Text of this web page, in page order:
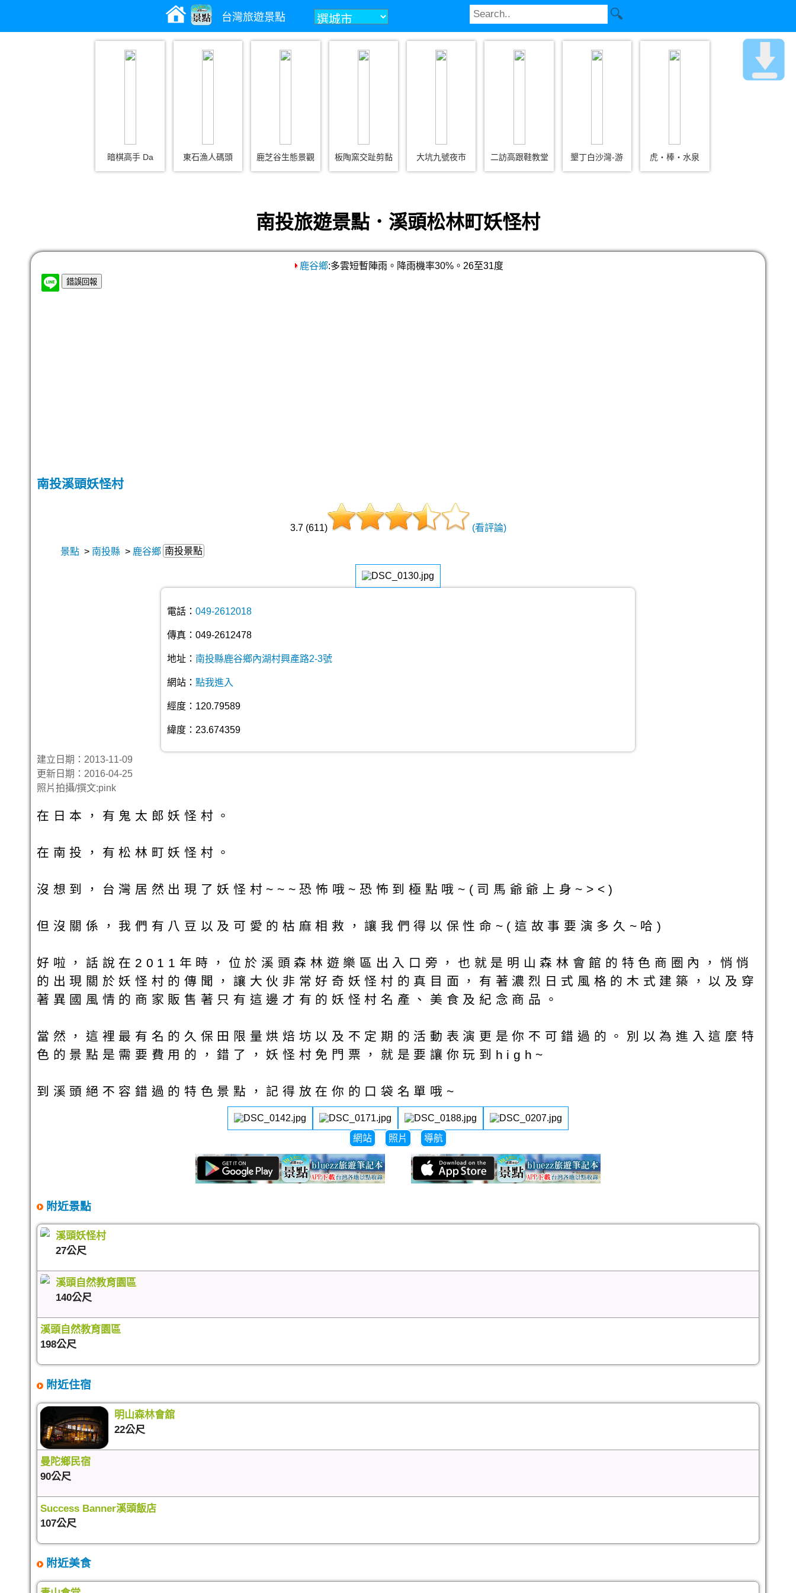
台灣旅遊景點
暗棋高手 Da 東石漁人碼頭 鹿芝谷生態景觀 板陶窯交趾剪黏 大坑九號夜市 二訪高跟鞋教堂 墾丁白沙灣-游 虎‧棒‧水泉
南投旅遊景點．溪頭松林町妖怪村
鹿谷鄉:多雲短暫陣雨。降雨機率30%。26至31度
南投溪頭妖怪村
3.7 (611) (看評論)
景點 > 南投縣 > 鹿谷鄉 南投景點
電話： 049-2612018
傳真：049-2612478
地址： 南投縣鹿谷鄉內湖村興產路2-3號
網站： 點我進入
經度：120.79589
緯度：23.674359
建立日期：2013-11-09
更新日期：2016-04-25
照片拍攝/撰文:pink
在日本，有鬼太郎妖怪村。
在南投，有松林町妖怪村。
沒想到，台灣居然出現了妖怪村~~~恐怖哦~恐怖到極點哦~(司馬爺爺上身~><)
但沒關係，我們有八豆以及可愛的枯麻相救，讓我們得以保性命~(這故事要演多久~哈)
好啦，話說在2011年時，位於溪頭森林遊樂區出入口旁，也就是明山森林會館的特色商圈內，悄悄
的出現關於妖怪村的傳聞，讓大伙非常好奇妖怪村的真目面，有著濃烈日式風格的木式建築，以及穿
著異國風情的商家販售著只有這邊才有的妖怪村名產、美食及紀念商品。
當然，這裡最有名的久保田限量烘焙坊以及不定期的活動表演更是你不可錯過的。別以為進入這麼特
色的景點是需要費用的，錯了，妖怪村免門票，就是要讓你玩到high~
到溪頭絕不容錯過的特色景點，記得放在你的口袋名單哦~
網站 照片 導航
附近景點
溪頭妖怪村
27公尺
溪頭自然教育園區
140公尺
溪頭自然教育園區
198公尺
附近住宿
明山森林會舘
22公尺
曼陀鄉民宿
90公尺
Success Banner溪頭飯店
107公尺
附近美食